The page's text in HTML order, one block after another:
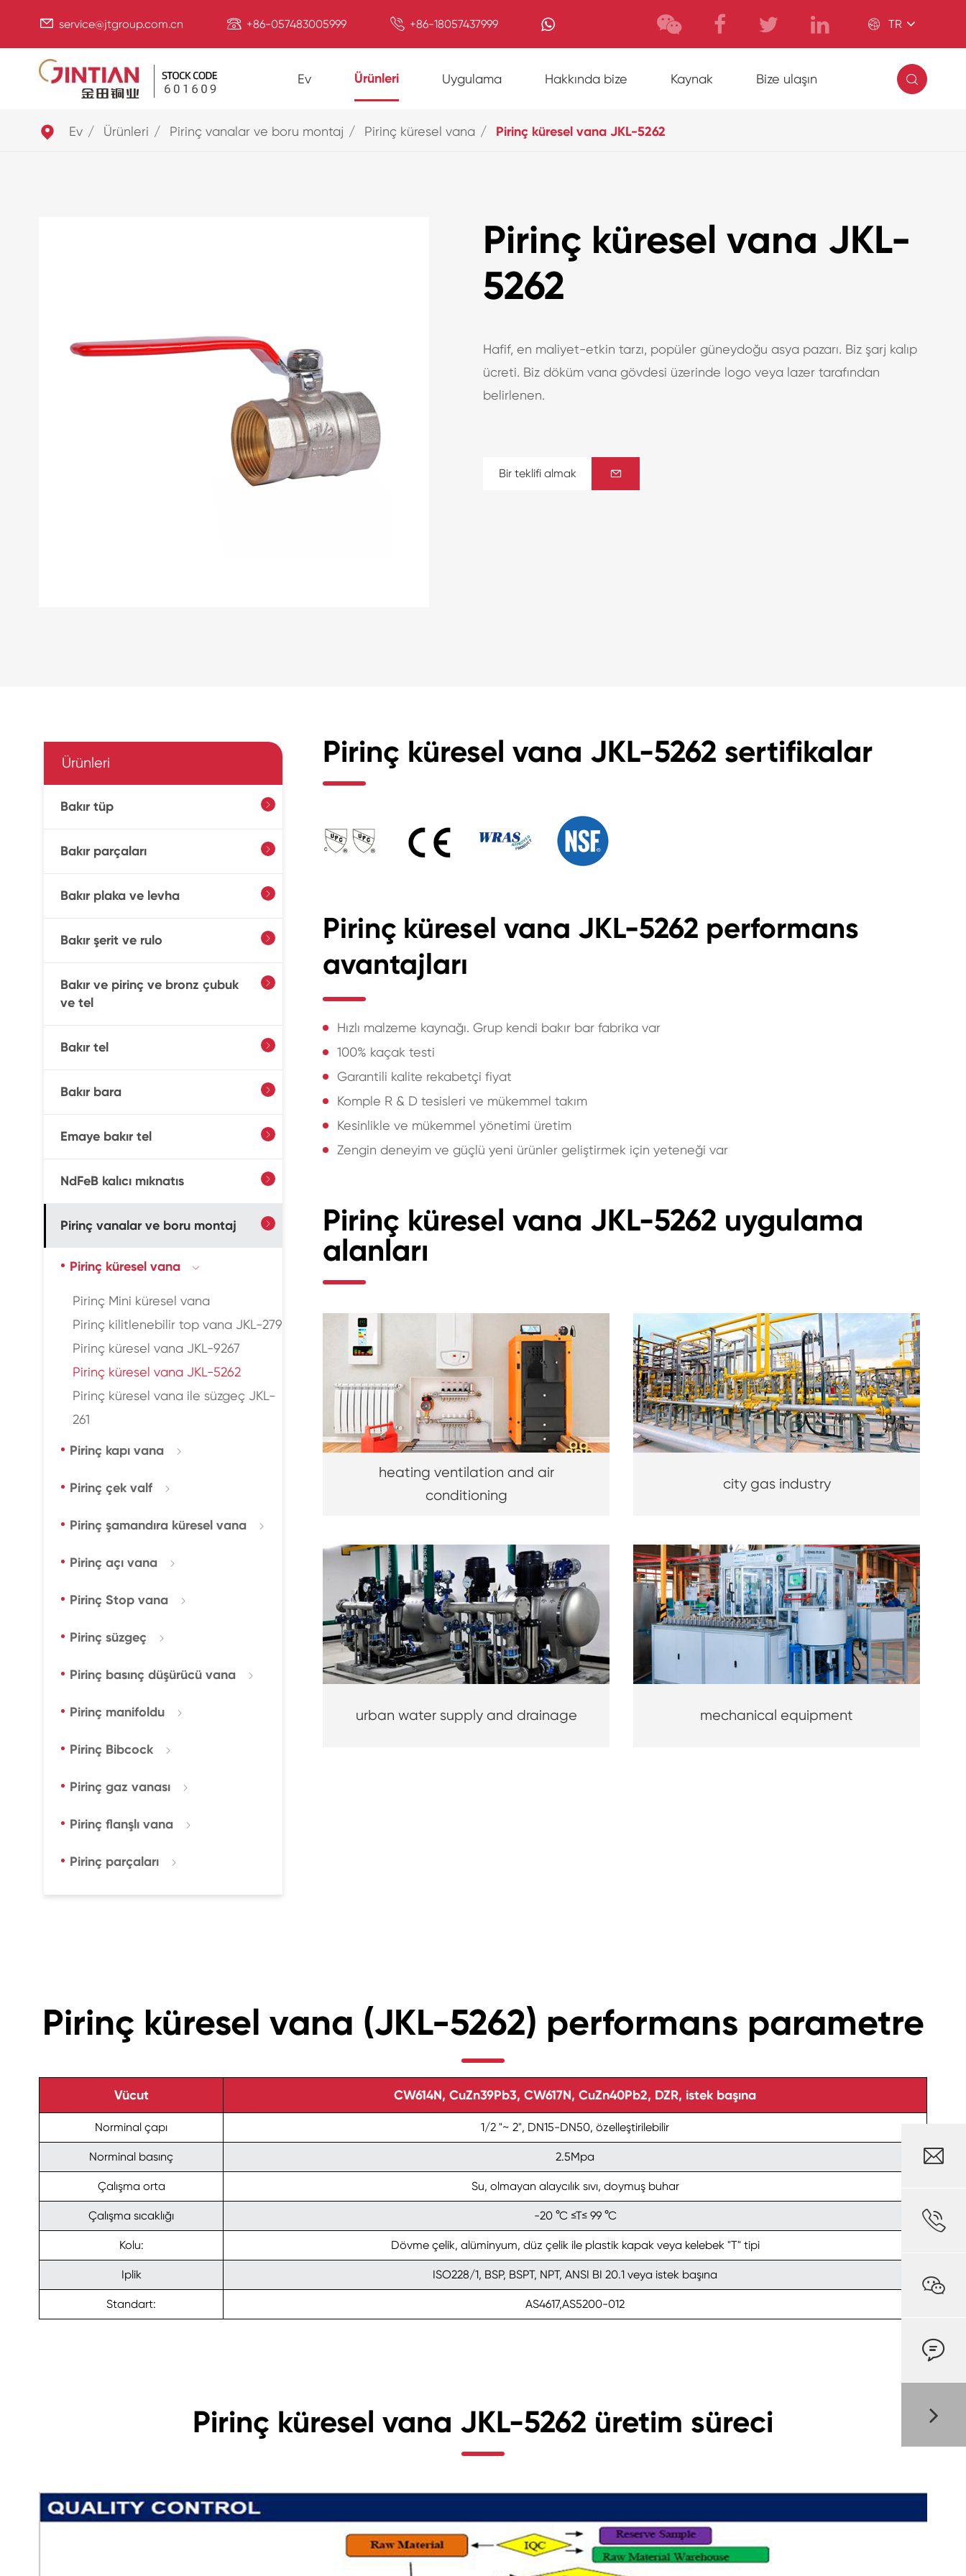
 service@jtgroup.com.cn  +86-057483005999  +86-18057437999  TR
Ev Ürünleri Uygulama Hakkında bize Kaynak Bize ulaşın 
 Ev Ürünleri Pirinç vanalar ve boru montaj Pirinç küresel vana Pirinç küresel vana JKL-5262
Pirinç küresel vana JKL-
5262
Hafif, en maliyet-etkin tarzı, popüler güneydoğu asya pazarı. Biz şarj kalıp
ücreti. Biz döküm vana gövdesi üzerinde logo veya lazer tarafından
belirlenen.
Bir teklifi almak 
Ürünleri
Bakır tüp 
Bakır parçaları 
Bakır plaka ve levha 
Bakır şerit ve rulo 
Bakır ve pirinç ve bronz çubuk
ve tel

Bakır tel 
Bakır bara 
Emaye bakır tel 
NdFeB kalıcı mıknatıs 
Pirinç vanalar ve boru montaj 
Pirinç küresel vana 
Pirinç Mini küresel vana
Pirinç kilitlenebilir top vana JKL-279
Pirinç küresel vana JKL-9267
Pirinç küresel vana JKL-5262
Pirinç küresel vana ile süzgeç JKL-
261
Pirinç kapı vana 
Pirinç çek valf 
Pirinç şamandıra küresel vana 
Pirinç açı vana 
Pirinç Stop vana 
Pirinç süzgeç 
Pirinç basınç düşürücü vana 
Pirinç manifoldu 
Pirinç Bibcock 
Pirinç gaz vanası 
Pirinç flanşlı vana 
Pirinç parçaları 
Pirinç küresel vana JKL-5262 sertifikalar
Pirinç küresel vana JKL-5262 performans
avantajları
Hızlı malzeme kaynağı. Grup kendi bakır bar fabrika var
100% kaçak testi
Garantili kalite rekabetçi fiyat
Komple R & D tesisleri ve mükemmel takım
Kesinlikle ve mükemmel yönetimi üretim
Zengin deneyim ve güçlü yeni ürünler geliştirmek için yeteneği var
Pirinç küresel vana JKL-5262 uygulama
alanları
heating ventilation and air
conditioning
city gas industry
urban water supply and drainage mechanical equipment
Pirinç küresel vana (JKL-5262) performans parametre
Vücut CW614N, CuZn39Pb3, CW617N, CuZn40Pb2, DZR, istek başına
Norminal çapı 1/2 "~ 2", DN15-DN50, özelleştirilebilir
Norminal basınç 2.5Mpa
Çalışma orta Su, olmayan alaycılık sıvı, doymuş buhar
Çalışma sıcaklığı -20 °C ≤T≤ 99 °C
Kolu: Dövme çelik, alüminyum, düz çelik ile plastik kapak veya kelebek "T" tipi
Iplik ISO228/1, BSP, BSPT, NPT, ANSI BI 20.1 veya istek başına
Standart: AS4617,AS5200-012
Pirinç küresel vana JKL-5262 üretim süreci



